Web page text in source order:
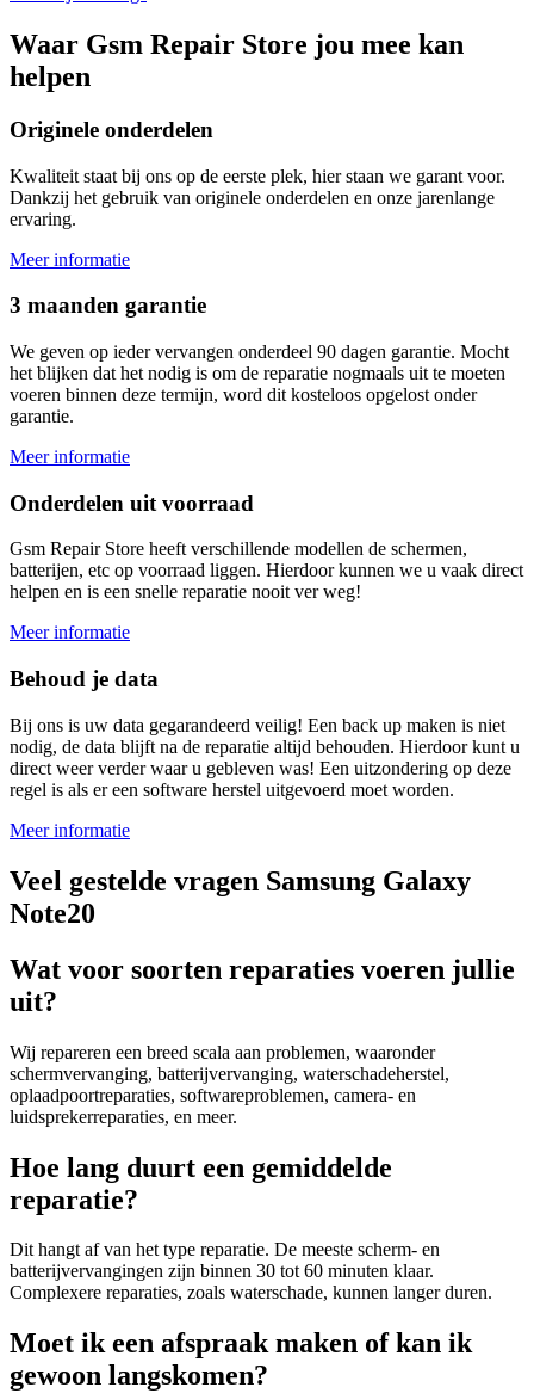
Waar Gsm Repair Store jou mee kan
helpen
Originele onderdelen
Kwaliteit staat bij ons op de eerste plek, hier staan we garant voor.
Dankzij het gebruik van originele onderdelen en onze jarenlange
ervaring.
Meer informatie
3 maanden garantie
We geven op ieder vervangen onderdeel 90 dagen garantie. Mocht
het blijken dat het nodig is om de reparatie nogmaals uit te moeten
voeren binnen deze termijn, word dit kosteloos opgelost onder
garantie.
Meer informatie
Onderdelen uit voorraad
Gsm Repair Store heeft verschillende modellen de schermen,
batterijen, etc op voorraad liggen. Hierdoor kunnen we u vaak direct
helpen en is een snelle reparatie nooit ver weg!
Meer informatie
Behoud je data
Bij ons is uw data gegarandeerd veilig! Een back up maken is niet
nodig, de data blijft na de reparatie altijd behouden. Hierdoor kunt u
direct weer verder waar u gebleven was! Een uitzondering op deze
regel is als er een software herstel uitgevoerd moet worden.
Meer informatie
Veel gestelde vragen Samsung Galaxy
Note20
Wat voor soorten reparaties voeren jullie
uit?
Wij repareren een breed scala aan problemen, waaronder
schermvervanging, batterijvervanging, waterschadeherstel,
oplaadpoortreparaties, softwareproblemen, camera- en
luidsprekerreparaties, en meer.
Hoe lang duurt een gemiddelde
reparatie?
Dit hangt af van het type reparatie. De meeste scherm- en
batterijvervangingen zijn binnen 30 tot 60 minuten klaar.
Complexere reparaties, zoals waterschade, kunnen langer duren.
Moet ik een afspraak maken of kan ik
gewoon langskomen?